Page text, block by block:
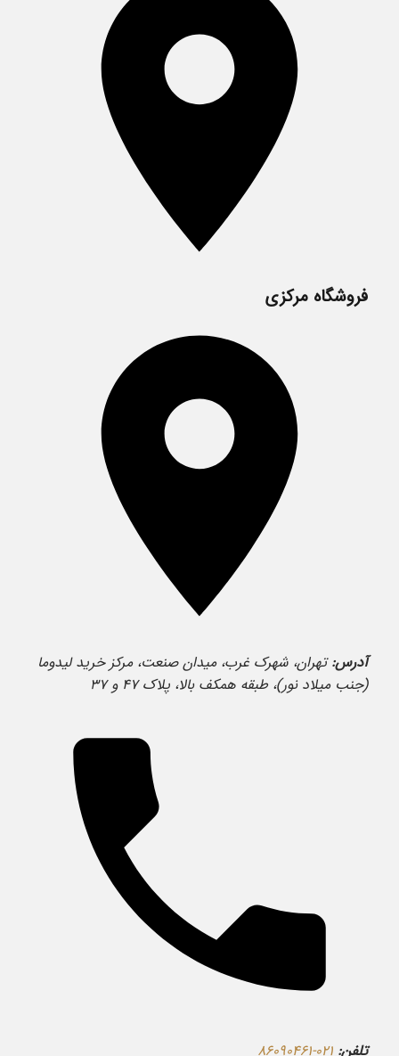
فروشگاه مرکزی
آدرس:تهران، شهرک غرب، میدان صنعت، مرکز خرید لیدوما
(جنب میلاد نور)، طبقه همکف بالا، پلاک ۴۷ و ۳۷
تلفن: ۰۲۱-۸۶۰۹۰۴۶۱